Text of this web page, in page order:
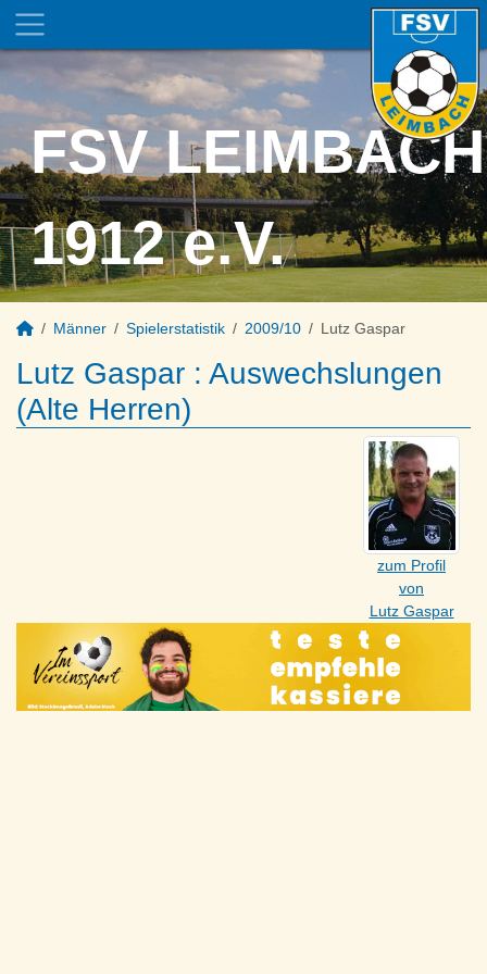
FSV LEIMBACH
1912 e.V.
Männer Spielerstatistik 2009/10 Lutz Gaspar
Lutz Gaspar : Auswechslungen
(Alte Herren)
zum Profil
von
Lutz Gaspar